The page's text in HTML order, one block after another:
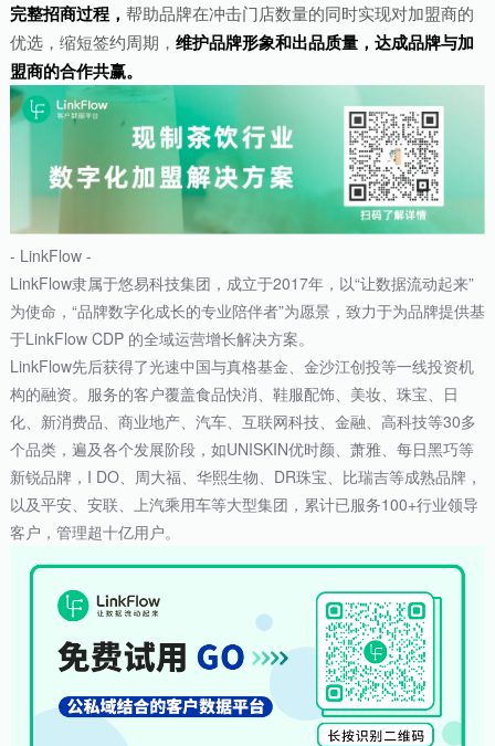
完整招商过程， 帮助品牌在冲击门店数量的同时实现对加盟商的
优选，缩短签约周期， 维护品牌形象和出品质量，达成品牌与加
盟商的合作共赢。
- LinkFlow -
LinkFlow隶属于悠易科技集团，成立于2017年，以“让数据流动起来”
为使命，“品牌数字化成长的专业陪伴者”为愿景，致力于为品牌提供基
于LinkFlow CDP 的全域运营增长解决方案。
LinkFlow先后获得了光速中国与真格基金、金沙江创投等一线投资机
构的融资。服务的客户覆盖食品快消、鞋服配饰、美妆、珠宝、日
化、新消费品、商业地产、汽车、互联网科技、金融、高科技等30多
个品类，遍及各个发展阶段，如UNISKIN优时颜、萧雅、每日黑巧等
新锐品牌，I DO、周大福、华熙生物、DR珠宝、比瑞吉等成熟品牌，
以及平安、安联、上汽乘用车等大型集团，累计已服务100+行业领导
客户，管理超十亿用户。